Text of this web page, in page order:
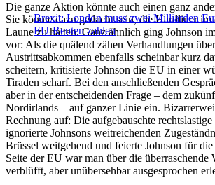
Brexit: London muss zwei Milliarden
EU-Renten zahlen
Die ganze Aktion könnte auch einen ganz
Sie könnte dazu gedacht sein, die Hardliner im
Laune zu halten. Ganz ähnlich ging Johnson
vor: Als die quälend zähen Verhandlungen
Austrittsabkommen ebenfalls scheinbar kurz
scheitern, kritisierte Johnson die EU in einer
Tiraden scharf. Bei den anschließenden
aber in der entscheidenden Frage – dem
Nordirlands – auf ganzer Linie ein.
Rechnung auf: Die aufgebauschte rechtslastige
ignorierte Johnsons weitreichenden
Brüssel weitgehend und feierte Johnson für
Seite der EU war man über die überraschende
verblüfft, aber unübersehbar ausgesprochen